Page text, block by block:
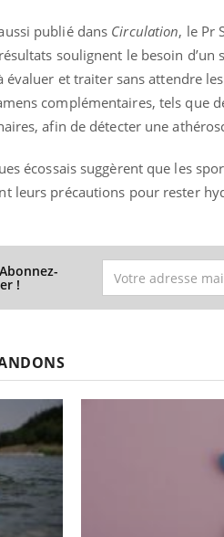
publié dans Circulation, le Pr
soulignent le besoin
évaluer et traiter sans attendre
complémentaires, tels que
afin de détecter une
écossais suggèrent que les
leurs précautions pour rester
!